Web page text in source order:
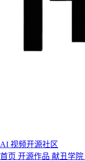
AI 视频开源社区
首页 开源作品 献丑学院